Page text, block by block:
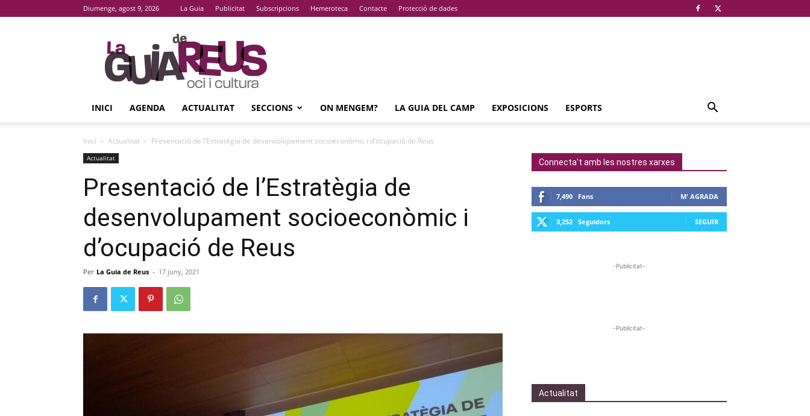
Diumenge, agost 9, 2026 La Guia Publicitat Subscripcions Hemeroteca Contacte Protecció de dades
La
Guia
De
Reus
INICI AGENDA ACTUALITAT SECCIONS ON MENGEM? LA GUIA DEL CAMP EXPOSICIONS ESPORTS
Inici Actualitat Presentació de l’Estratègia de desenvolupament socioeconòmic i d’ocupació de Reus
Actualitat
Presentació de l’Estratègia de
desenvolupament socioeconòmic i
d’ocupació de Reus
Per La Guia de Reus - 17 juny, 2021
Connecta't amb les nostres xarxes
7,490 Fans M' AGRADA
3,252 Seguidors SEGUIR
-Publicitat-
-Publicitat-
Actualitat